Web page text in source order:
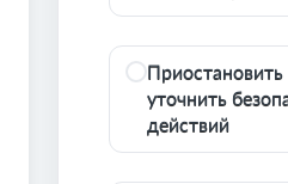
уточнить
действий